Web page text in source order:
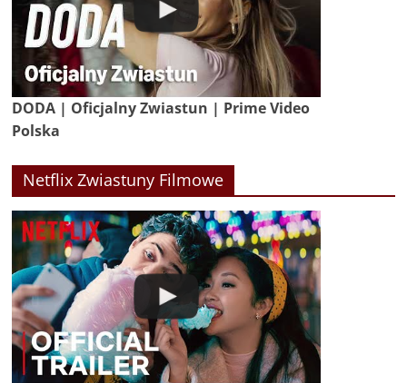
DODA | Oficjalny Zwiastun | Prime Video
Polska
Netflix Zwiastuny Filmowe